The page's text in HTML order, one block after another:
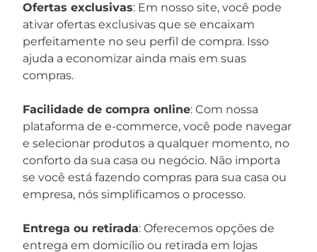
Ofertas exclusivas: Em nosso site, você pode
ativar ofertas exclusivas que se encaixam
perfeitamente no seu perfil de compra. Isso
ajuda a economizar ainda mais em suas
compras.
Facilidade de compra online: Com nossa
plataforma de e-commerce, você pode navegar
e selecionar produtos a qualquer momento, no
conforto da sua casa ou negócio. Não importa
se você está fazendo compras para sua casa ou
empresa, nós simplificamos o processo.
Entrega ou retirada: Oferecemos opções de
entrega em domicílio ou retirada em lojas